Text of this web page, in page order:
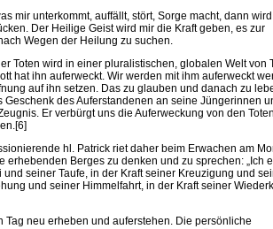
mir unterkommt, auffällt, stört, Sorge macht, dann
Der Heilige Geist wird mir die Kraft geben, es zur
Wegen der Heilung zu suchen.
Toten wird in einer pluralistischen, globalen Welt von
hat ihn auferweckt. Wir werden mit ihm auferweckt
auf ihn setzen. Das zu glauben und danach zu
des Auferstandenen an seine Jüngerinnen
Er verbürgt uns die Auferweckung von den
hl. Patrick riet daher beim Erwachen am
erhebenden Berges zu denken und zu sprechen: „Ich
seiner Taufe, in der Kraft seiner Kreuzigung und
und seiner Himmelfahrt, in der Kraft seiner
Tag neu erheben und auferstehen. Die persönliche